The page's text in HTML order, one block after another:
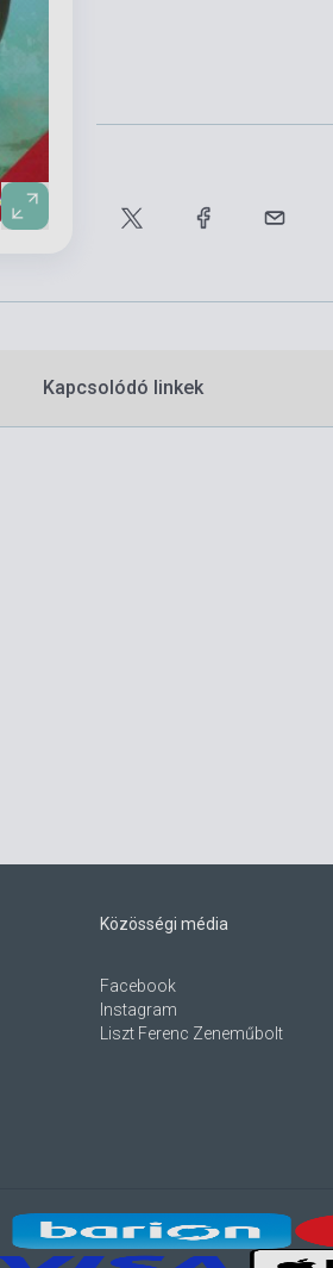
Kapcsolódó linkek
Közösségi média
Facebook
Instagram
Liszt Ferenc Zeneműbolt